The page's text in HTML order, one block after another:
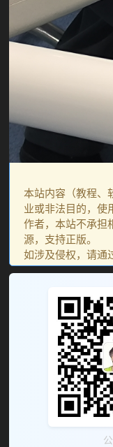
本站内容（教程、
业或非法目的，使
作者，本站不承担
源，支持正版。
如涉及侵权，请通